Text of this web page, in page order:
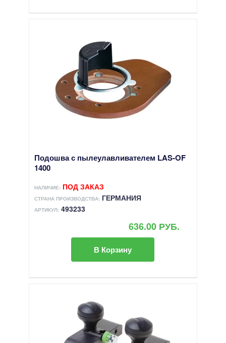
Подошва с пылеулавливателем LAS-OF
1400
НАЛИЧИЕ: ПОД ЗАКАЗ
СТРАНА ПРОИЗВОДСТВА:ГЕРМАНИЯ
АРТИКУЛ:493233
636.00 РУБ.
В Корзину